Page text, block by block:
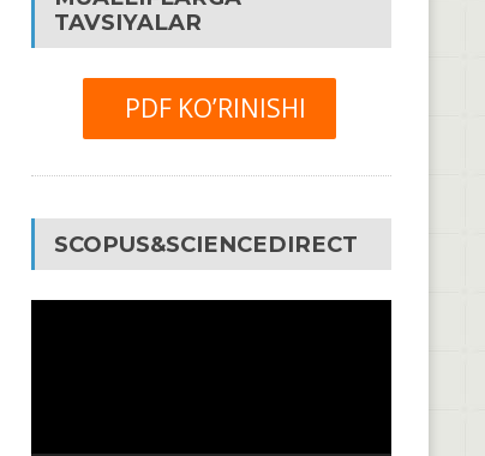
TAVSIYALAR
PDF KO’RINISHI
SCOPUS&SCIENCEDIRECT